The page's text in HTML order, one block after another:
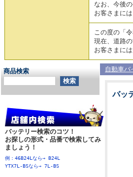
なお、今後
お客さまに
この度の「
現在、道路
お客さまに
商品検索
バッテリー検索のコツ！
お探しの形式・品番で検索してみ
ましょう！
例：46B24Lなら→ B24L
YTX7L-BSなら→ 7L-BS
自動車バ
バッ